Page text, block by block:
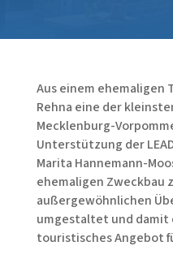
Aus einem ehemaligen
Rehna eine der
Mecklenburg-
Unterstützung der
Marita Hannemann-
ehemaligen Zweckbau
außergewöhnlichen
umgestaltet und damit
touristisches Angebot